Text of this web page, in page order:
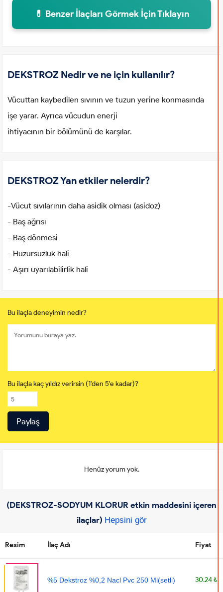
💊 Benzer İlaçları Görmek İçin Tıklayın
DEKSTROZ Nedir ve ne için kullanılır?
Vücuttan kaybedilen sıvının ve tuzun yerine konmasında
işe yarar. Ayrıca vücudun enerji
ihtiyacının bir bölümünü de karşılar.
DEKSTROZ Yan etkiler nelerdir?
-Vücut sıvılarının daha asidik olması (asidoz)
- Baş ağrısı
- Baş dönmesi
- Huzursuzluk hali
- Aşırı uyarılabilirlik hali
Bu ilaçla deneyimin nedir?
Bu ilaçla kaç yıldız verirsin (1'den 5'e kadar)?
Henüz yorum yok.
(DEKSTROZ-SODYUM KLORUR etkin maddesini içeren
ilaçlar) Hepsini gör
Resim İlaç Adı Fiyat
%5 Dekstroz %0,2 Nacl Pvc 250 Ml(setli) 30.24 ₺